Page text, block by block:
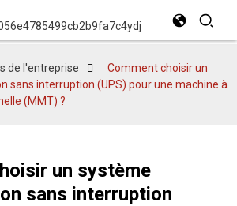
de l'entreprise
Comment choisir un
sans interruption (UPS) pour une machine à
(MMT) ?
un système
sans interruption